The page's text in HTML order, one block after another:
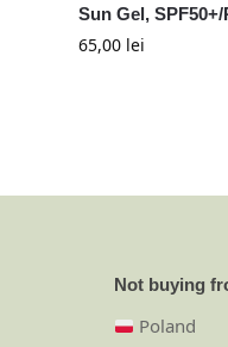
Sun Gel,
65,00 lei
Not buying
Poland